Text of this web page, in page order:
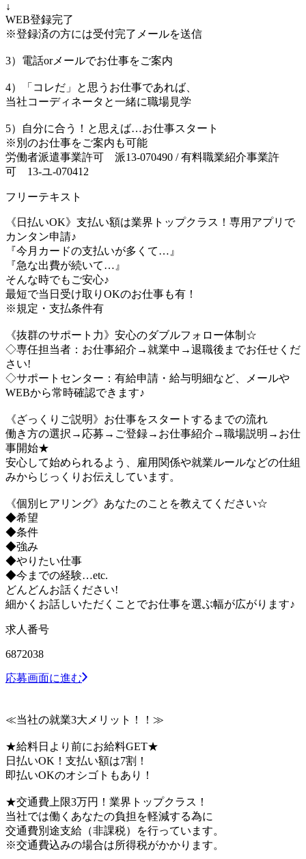
↓
WEB登録完了
※登録済の方には受付完了メールを送信
3）電話orメールでお仕事をご案内
4）「コレだ」と思うお仕事であれば、
当社コーディネータと一緒に職場見学
5）自分に合う！と思えば…お仕事スタート
※別のお仕事をご案内も可能
労働者派遣事業許可 派13-070490 / 有料職業紹介事業許
可 13-ユ-070412
フリーテキスト
《日払いOK》支払い額は業界トップクラス！専用アプリで
カンタン申請♪
『今月カードの支払いが多くて…』
『急な出費が続いて…』
そんな時でもご安心♪
最短で当日受け取りOKのお仕事も有！
※規定・支払条件有
《抜群のサポート力》安心のダブルフォロー体制☆
◇専任担当者：お仕事紹介→就業中→退職後までお任せくだ
さい!
◇サポートセンター：有給申請・給与明細など、メールや
WEBから常時確認できます♪
《ざっくりご説明》お仕事をスタートするまでの流れ
働き方の選択→応募→ご登録→お仕事紹介→職場説明→お仕
事開始★
安心して始められるよう、雇用関係や就業ルールなどの仕組
みからじっくりお伝えしています。
《個別ヒアリング》あなたのことを教えてください☆
◆希望
◆条件
◆強み
◆やりたい仕事
◆今までの経験…etc.
どんどんお話ください!
細かくお話しいただくことでお仕事を選ぶ幅が広がります♪
求人番号
6872038
応募画面に進む
≪当社の就業3大メリット！！≫
★給料日より前にお給料GET★
日払いOK！支払い額は7割！
即払いOKのオシゴトもあり！
★交通費上限3万円！業界トップクラス！
当社では働くあなたの負担を軽減する為に
交通費別途支給（非課税）を行っています。
※交通費込みの場合は所得税がかかります。